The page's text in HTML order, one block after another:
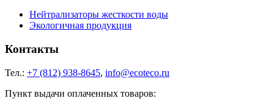
Нейтрализаторы жесткости воды
Экологичная продукция
Контакты
Тел.: +7 (812) 938-8645, info@ecoteco.ru
Пункт выдачи оплаченных товаров: